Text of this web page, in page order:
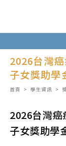
至
主
內
2026台灣
子女獎助學
首頁 > 學生資訊 >
2026台灣
子女獎助學